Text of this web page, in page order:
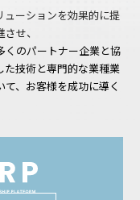
ューションを効果的に提
せ、
くのパートナー企業と協
た技術と専門的な業種業
、お客様を成功に導く